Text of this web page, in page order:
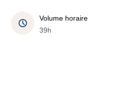
Volume horaire
39h